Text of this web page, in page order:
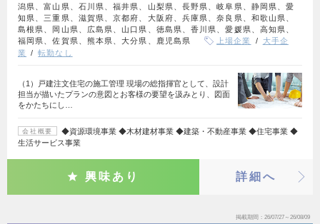
潟県、富山県、石川県、福井県、山梨県、長野県、岐阜県、静岡県、愛
知県、三重県、滋賀県、京都府、大阪府、兵庫県、奈良県、和歌山県、
島根県、岡山県、広島県、山口県、徳島県、香川県、愛媛県、高知県、
福岡県、佐賀県、熊本県、大分県、鹿児島県
上場企業
大手企
業
転勤なし
（1）戸建注文住宅の施工管理 現場の総指揮官として、設計
担当が描いたプランの意図とお客様の要望を汲みとり、図面
をかたちにし…
会社概要
◆資源環境事業 ◆木材建材事業 ◆建築・不動産事業 ◆住宅事業 ◆
生活サービス事業
興味あり 詳細へ
掲載期間 26/07/27～26/08/09